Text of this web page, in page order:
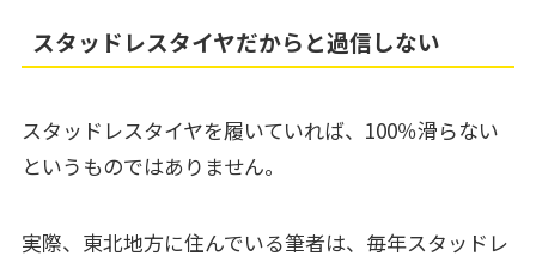
スタッドレスタイヤだからと過信しない
スタッドレスタイヤを履いていれば、100％滑らない
というものではありません。
実際、東北地方に住んでいる筆者は、毎年スタッドレ